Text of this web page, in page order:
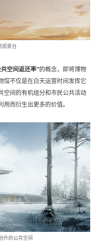
观景台
共空间返还率”的概念，即将博物
馆不仅是在白天运营时间发挥它
空间的有机组分和市民公共活动
而衍生出更多的价值。
升的公共空间